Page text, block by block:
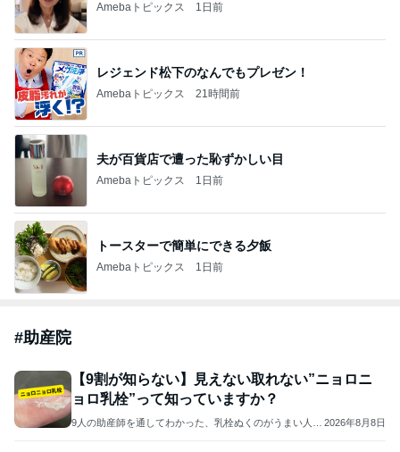
Amebaトピックス 1日前
レジェンド松下のなんでもプレゼン！
Amebaトピックス 21時間前
夫が百貨店で遭った恥ずかしい目
Amebaトピックス 1日前
トースターで簡単にできる夕飯
Amebaトピックス 1日前
#助産院
【9割が知らない】見えない取れない”ニョロニ
ョロ乳栓”って知っていますか？
9人の助産師を通してわかった、乳栓ぬくのがうまい人の
2026年8月8日